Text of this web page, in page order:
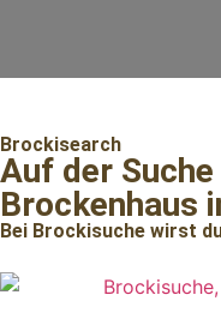
Brockisearch
Auf der Suche
Brockenhaus
Bei Brockisuche wirst